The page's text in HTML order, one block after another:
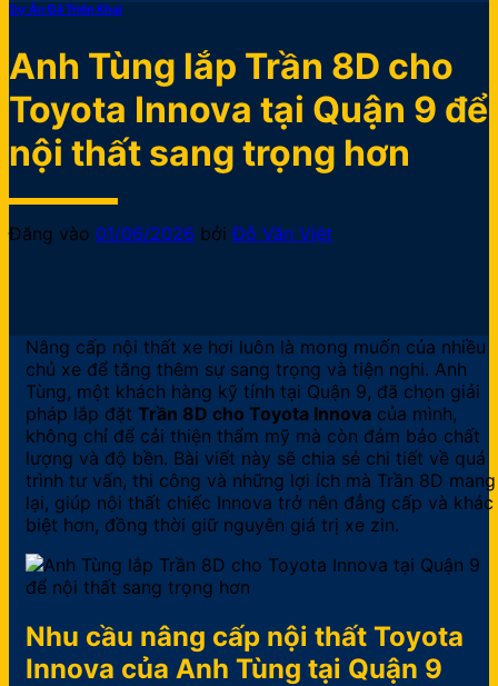
Dự Án Đã Triển Khai
Anh Tùng lắp Trần 8D cho
Toyota Innova tại Quận 9 để
nội thất sang trọng hơn
Đăng vào 01/06/2026 bởiĐỗ Văn Việt
Nâng cấp nội thất xe hơi luôn là mong muốn của nhiều
chủ xe để tăng thêm sự sang trọng và tiện nghi. Anh
Tùng, một khách hàng kỹ tính tại Quận 9, đã chọn giải
pháp lắp đặt Trần 8D cho Toyota Innova của mình,
không chỉ để cải thiện thẩm mỹ mà còn đảm bảo chất
lượng và độ bền. Bài viết này sẽ chia sẻ chi tiết về quá
trình tư vấn, thi công và những lợi ích mà Trần 8D mang
lại, giúp nội thất chiếc Innova trở nên đẳng cấp và khác
biệt hơn, đồng thời giữ nguyên giá trị xe zin.
Nhu cầu nâng cấp nội thất Toyota
Innova của Anh Tùng tại Quận 9